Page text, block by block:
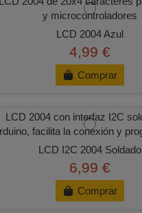
LCD 2004 Azul
4,99 €
Comprar
LCD I2C 2004 Soldado
6,99 €
Comprar